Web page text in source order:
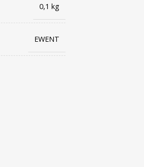
0,1 kg
EWENT